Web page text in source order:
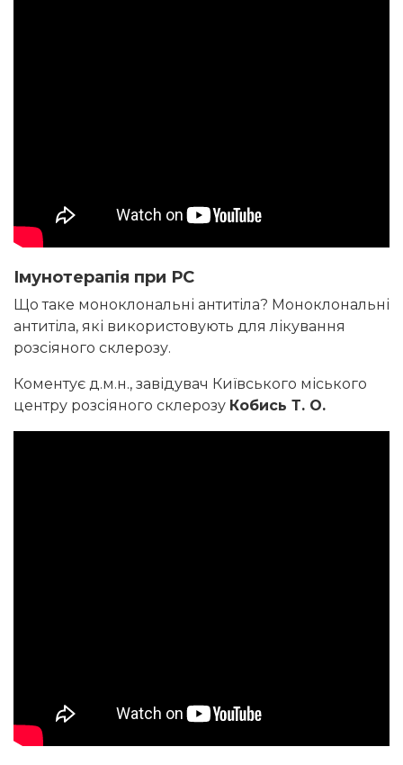
Імунотерапія при РС
Що таке моноклональні антитіла? Моноклональні
антитіла, які використовують для лікування
розсіяного склерозу.
Коментує д.м.н., завідувач Київського міського
центру розсіяного склерозу Кобись Т. О.